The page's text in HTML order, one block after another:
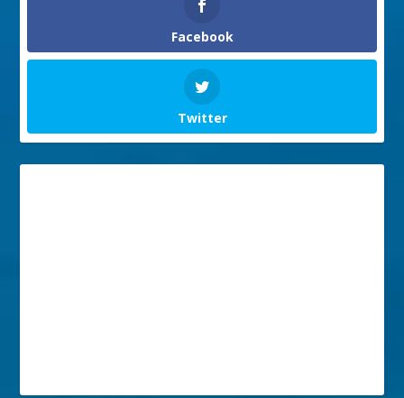
Facebook
Twitter